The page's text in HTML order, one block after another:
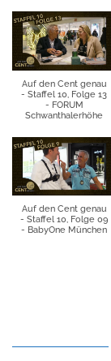
Auf den Cent genau
- Staffel 10, Folge 13
- FORUM
Schwanthalerhöhe
Auf den Cent genau
- Staffel 10, Folge 09
- BabyOne München